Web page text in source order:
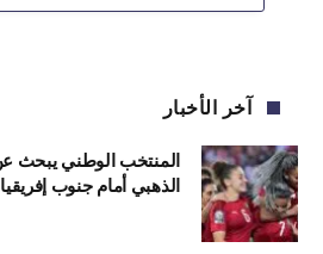
آخر الأخبار
المنتخب الوطني يبحث
الذهبي أمام جنوب إفريقيا